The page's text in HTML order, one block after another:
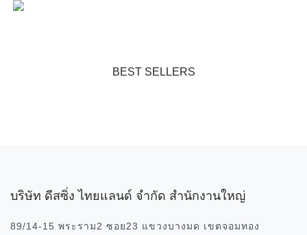
BEST SELLERS
บริษัท ดีสซิ่ง ไทยแลนด์ จำกัด สำนักงานใหญ่
89/14-15 พระราม2 ซอย23 แขวงบางมด เขตจอมทอง